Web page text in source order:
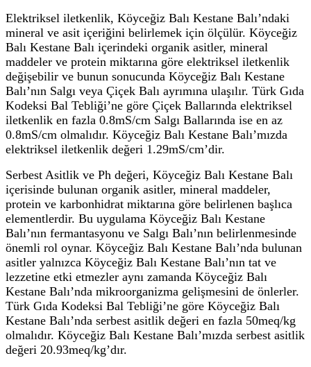
Elektriksel iletkenlik, Köyceğiz Balı Kestane Balı’ndaki
mineral ve asit içeriğini belirlemek için ölçülür. Köyceğiz
Balı Kestane Balı içerindeki organik asitler, mineral
maddeler ve protein miktarına göre elektriksel iletkenlik
değişebilir ve bunun sonucunda Köyceğiz Balı Kestane
Balı’nın Salgı veya Çiçek Balı ayrımına ulaşılır. Türk Gıda
Kodeksi Bal Tebliği’ne göre Çiçek Ballarında elektriksel
iletkenlik en fazla 0.8mS/cm Salgı Ballarında ise en az
0.8mS/cm olmalıdır. Köyceğiz Balı Kestane Balı’mızda
elektriksel iletkenlik değeri 1.29mS/cm’dir.
Serbest Asitlik ve Ph değeri, Köyceğiz Balı Kestane Balı
içerisinde bulunan organik asitler, mineral maddeler,
protein ve karbonhidrat miktarına göre belirlenen başlıca
elementlerdir. Bu uygulama Köyceğiz Balı Kestane
Balı’nın fermantasyonu ve Salgı Balı’nın belirlenmesinde
önemli rol oynar. Köyceğiz Balı Kestane Balı’nda bulunan
asitler yalnızca Köyceğiz Balı Kestane Balı’nın tat ve
lezzetine etki etmezler aynı zamanda Köyceğiz Balı
Kestane Balı’nda mikroorganizma gelişmesini de önlerler.
Türk Gıda Kodeksi Bal Tebliği’ne göre Köyceğiz Balı
Kestane Balı’nda serbest asitlik değeri en fazla 50meq/kg
olmalıdır. Köyceğiz Balı Kestane Balı’mızda serbest asitlik
değeri 20.93meq/kg’dır.